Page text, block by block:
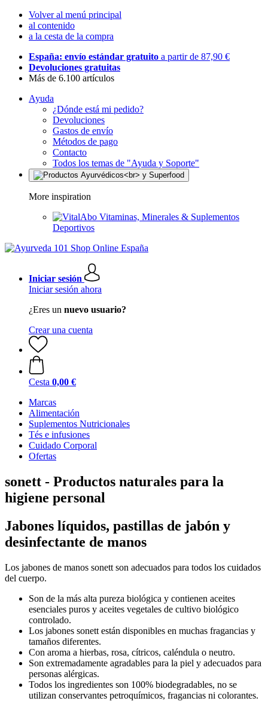
Volver al menú principal
al contenido
a la cesta de la compra
España: envío estándar gratuito a partir de 87,90 €
Devoluciones gratuitas
Más de 6.100 artículos
Ayuda
¿Dónde está mi pedido?
Devoluciones
Gastos de envío
Métodos de pago
Contacto
Todos los temas de "Ayuda y Soporte"
More inspiration
Vitaminas, Minerales & Suplementos
Deportivos
Iniciar sesión
Iniciar sesión ahora
¿Eres un nuevo usuario?
Crear una cuenta
Cesta 0,00 €
Marcas
Alimentación
Suplementos Nutricionales
Tés e infusiones
Cuidado Corporal
Ofertas
sonett - Productos naturales para la
higiene personal
Jabones líquidos, pastillas de jabón y
desinfectante de manos
Los jabones de manos sonett son adecuados para todos los cuidados
del cuerpo.
Son de la más alta pureza biológica y contienen aceites
esenciales puros y aceites vegetales de cultivo biológico
controlado.
Los jabones sonett están disponibles en muchas fragancias y
tamaños diferentes.
Con aroma a hierbas, rosa, cítricos, caléndula o neutro.
Son extremadamente agradables para la piel y adecuados para
personas alérgicas.
Todos los ingredientes son 100% biodegradables, no se
utilizan conservantes petroquímicos, fragancias ni colorantes.